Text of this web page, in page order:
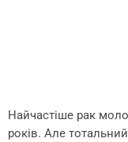
Найчастіше рак
років. Але